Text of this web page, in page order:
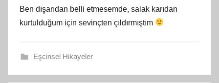
Ben dışarıdan belli etmesemde, salak karıdan
kurtulduğum için sevinçten çıldırmıştım
Eşcinsel Hikayeler